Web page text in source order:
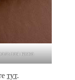
кожа
тут.